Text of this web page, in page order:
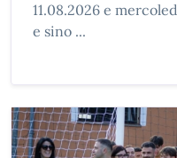
11.08.2026 e
e sino ...